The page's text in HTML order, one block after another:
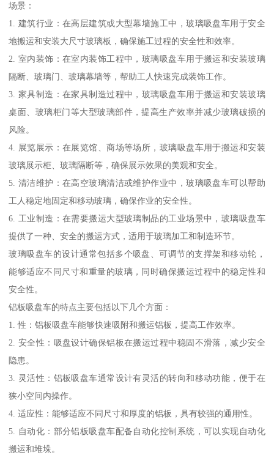
场景：
1. 建筑行业：在高层建筑或大型幕墙施工中，玻璃吸盘车用于安全
地搬运和安装大尺寸玻璃板，确保施工过程的安全性和效率。
2. 室内装饰：在室内装饰工程中，玻璃吸盘车用于搬运和安装玻璃
隔断、玻璃门、玻璃幕墙等，帮助工人快速完成装饰工作。
3. 家具制造：在家具制造过程中，玻璃吸盘车用于搬运和安装玻璃
桌面、玻璃柜门等大型玻璃部件，提高生产效率并减少玻璃破损的
风险。
4. 展览展示：在展览馆、商场等场所，玻璃吸盘车用于搬运和安装
玻璃展示柜、玻璃隔断等，确保展示效果的美观和安全。
5. 清洁维护：在高空玻璃清洁或维护作业中，玻璃吸盘车可以帮助
工人稳定地固定和移动玻璃，确保作业的安全性。
6. 工业制造：在需要搬运大型玻璃制品的工业场景中，玻璃吸盘车
提供了一种、安全的搬运方式，适用于玻璃加工和制造环节。
玻璃吸盘车的设计通常包括多个吸盘、可调节的支撑架和移动轮，
能够适应不同尺寸和重量的玻璃，同时确保搬运过程中的稳定性和
安全性。
铝板吸盘车的特点主要包括以下几个方面：
1. 性：铝板吸盘车能够快速吸附和搬运铝板，提高工作效率。
2. 安全性：吸盘设计确保铝板在搬运过程中稳固不滑落，减少安全
隐患。
3. 灵活性：铝板吸盘车通常设计有灵活的转向和移动功能，便于在
狭小空间内操作。
4. 适应性：能够适应不同尺寸和厚度的铝板，具有较强的通用性。
5. 自动化：部分铝板吸盘车配备自动化控制系统，可以实现自动化
搬运和堆垛。